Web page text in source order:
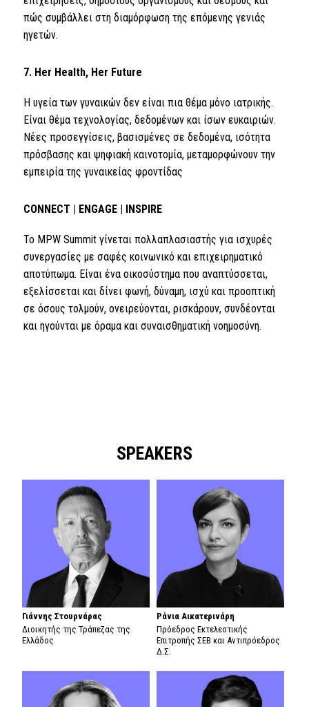
πώς συμβάλλει στη διαμόρφωση της επόμενης γενιάς
ηγετών.
7. Her Health, Her Future
Η υγεία των γυναικών δεν είναι πια θέμα μόνο ιατρικής.
Είναι θέμα τεχνολογίας, δεδομένων και ίσων ευκαιριών.
Νέες προσεγγίσεις, βασισμένες σε δεδομένα, ισότητα
πρόσβασης και ψηφιακή καινοτομία, μεταμορφώνουν την
εμπειρία της γυναικείας φροντίδας
CONNECT | ENGAGE | INSPIRE
Το MPW Summit γίνεται πολλαπλασιαστής για ισχυρές
συνεργασίες με σαφές κοινωνικό και επιχειρηματικό
αποτύπωμα. Είναι ένα οικοσύστημα που αναπτύσσεται,
εξελίσσεται και δίνει φωνή, δύναμη, ισχύ και προοπτική
σε όσους τολμούν, ονειρεύονται, ρισκάρουν, συνδέονται
και ηγούνται με όραμα και συναισθηματική νοημοσύνη.
SPEAKERS
Γιάννης Στουρνάρας
Διοικητής της Τράπεζας της
Ελλάδος
Ράνια Αικατερινάρη
Πρόεδρος Εκτελεστικής
Επιτροπής ΣΕΒ και Αντιπρόεδρος
Δ.Σ.